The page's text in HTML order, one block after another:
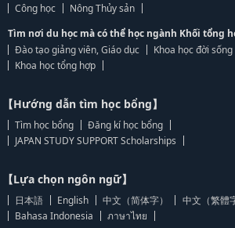
Công học
Nông Thủy sản
Tìm nơi du học mà có thể học ngành Khối tổng
Đào tạo giảng viên, Giáo dục
Khoa học đời sống
Khoa học tổng hợp
【Hướng dẫn tìm học bổng】
Tìm học bổng
Đăng kí học bổng
JAPAN STUDY SUPPORT Scholarships
【Lựa chọn ngôn ngữ】
日本語 English 中文（简体字） 中文（繁體
Bahasa Indonesia
ภาษาไทย